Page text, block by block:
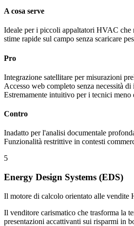
A cosa serve
Ideale per i piccoli appaltatori HVAC che
stime rapide sul campo senza scaricare
Pro
Integrazione satellitare per misurazioni
Accesso web completo senza necessità
Estremamente intuitivo per i tecnici meno
Contro
Inadatto per l'analisi documentale
Funzionalità restrittive in contesti
5
Energy Design Systems (EDS)
Il motore di calcolo orientato alle vendite
Il venditore carismatico che trasforma la
presentazioni accattivanti sui risparmi in